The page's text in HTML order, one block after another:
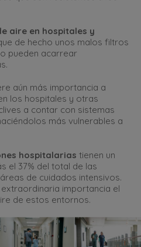
aire en hospitales y
de hecho unos malos filtros
pueden acarrear
aún más importancia a
los hospitales y otras
a contar con sistemas
más vulnerables a
hospitalarias tienen un
el 37% del total de las
de cuidados intensivos.
importancia el
de estos entornos.